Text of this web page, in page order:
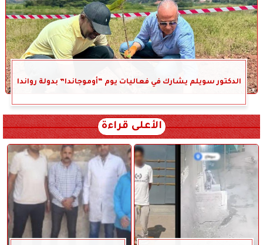
الدكتور سويلم يشارك في فعاليات يوم “أوموجاندا” بدولة رواندا
الأعلى قراءة